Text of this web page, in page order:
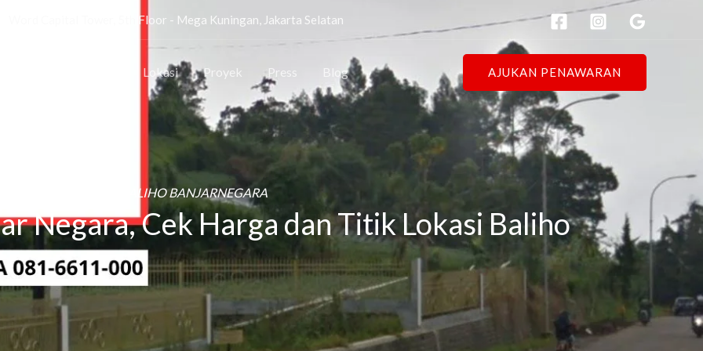
Word Capital Tower, 5th Floor - Mega Kuningan, Jakarta Selatan
Lokasi Proyek Press Blog AJUKAN PENAWARAN
SEWA BALIHO BANJARNEGARA
Negara, Cek Harga dan Titik Lokasi Baliho